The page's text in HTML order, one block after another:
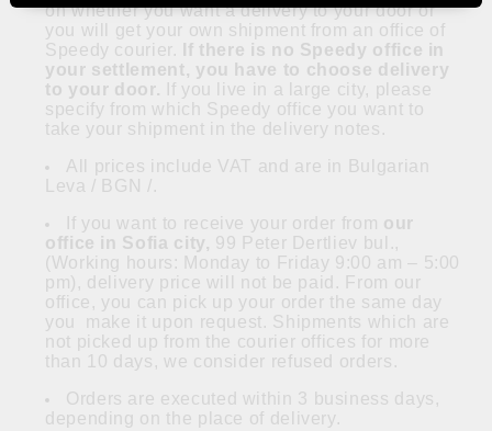
on whether you want a delivery to your door or
you will get your own shipment from an office of
Speedy courier.
If there is no Speedy office in
your settlement, you have to choose delivery
to your door.
If you live in a large city, please
specify from which Speedy office you want to
take your shipment in the delivery notes.
All prices include VAT and are in Bulgarian
Leva / BGN /.
If you want to receive your order from our
office in Sofia city, 99 Peter Dertliev bul.,
(Working hours: Monday to Friday 9:00 am – 5:00
pm), delivery price will not be paid. From our
office, you can pick up your order the same day
you make it upon request. Shipments which are
not picked up from the courier offices for more
than 10 days, we consider refused orders.
Orders are executed within 3 business days,
depending on the place of delivery.